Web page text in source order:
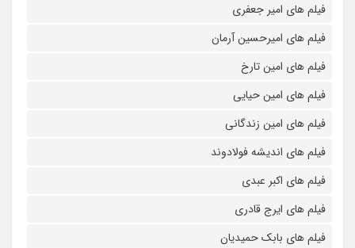
فیلم های امیر جعفری
فیلم های امیرحسین آرمان
فیلم های امین تارخ
فیلم های امین حیایی
فیلم های امین زندگانی
فیلم های اندیشه فولادوند
فیلم های اکبر عبدی
فیلم های ایرج قادری
فیلم های بابک حمیدیان